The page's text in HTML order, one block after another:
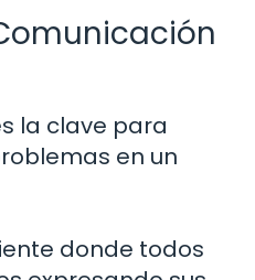
la clave para
en un
donde todos